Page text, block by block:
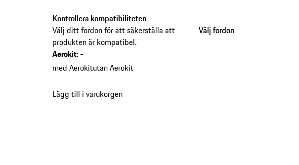
och transport blir extra smidig med den praktiska
väskan.
Kontrollera kompatibiliteten
Välj ditt fordon för att säkerställa att
produkten är kompatibel.
Välj fordon
Välj fordon
Aerokit:-
med Aerokitutan Aerokit
Lägg till i varukorgen